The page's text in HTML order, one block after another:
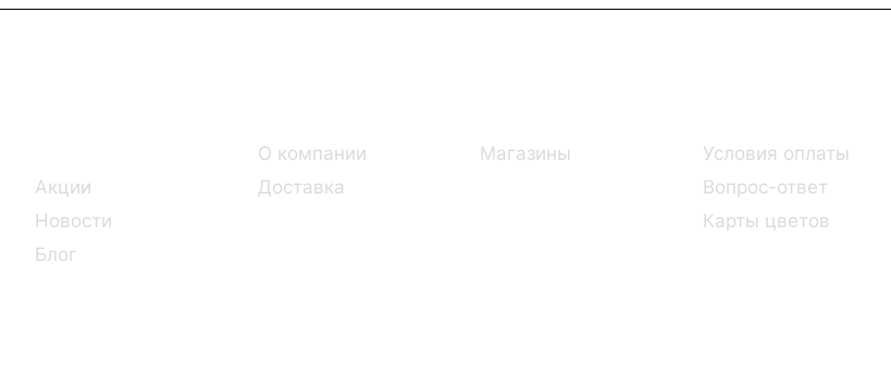
Акции
Новости
Блог
О компании
Доставка
Магазины
Условия оплаты
Вопрос-ответ
Карты цветов